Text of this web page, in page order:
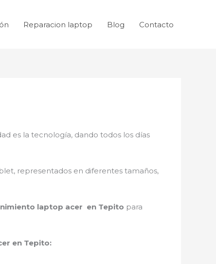
Reparacion laptop Blog Contacto
es la tecnología, dando todos los días
representados en diferentes tamaños,
laptop acer en Tepito para
en Tepito: